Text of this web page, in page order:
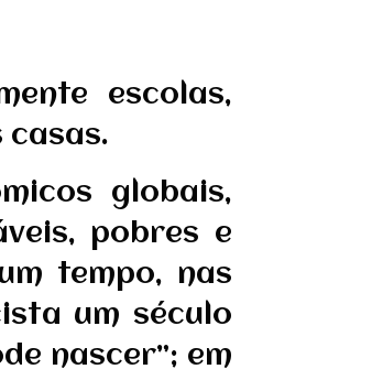
escolas,
casas.
globais,
pobres e
tempo, nas
um século
nascer”; em